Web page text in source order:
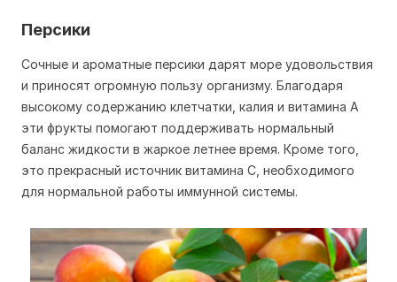
Персики
Сочные и ароматные персики дарят море удовольствия
и приносят огромную пользу организму. Благодаря
высокому содержанию клетчатки, калия и витамина А
эти фрукты помогают поддерживать нормальный
баланс жидкости в жаркое летнее время. Кроме того,
это прекрасный источник витамина С, необходимого
для нормальной работы иммунной системы.